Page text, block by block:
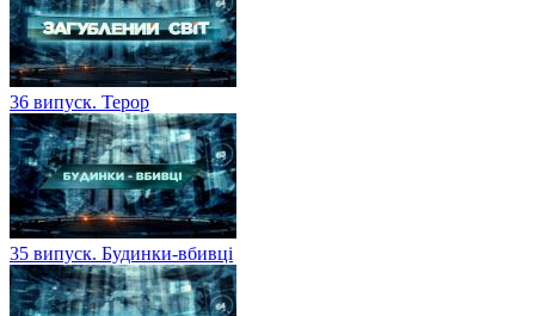
36 випуск. Терор
35 випуск. Будинки-вбивці